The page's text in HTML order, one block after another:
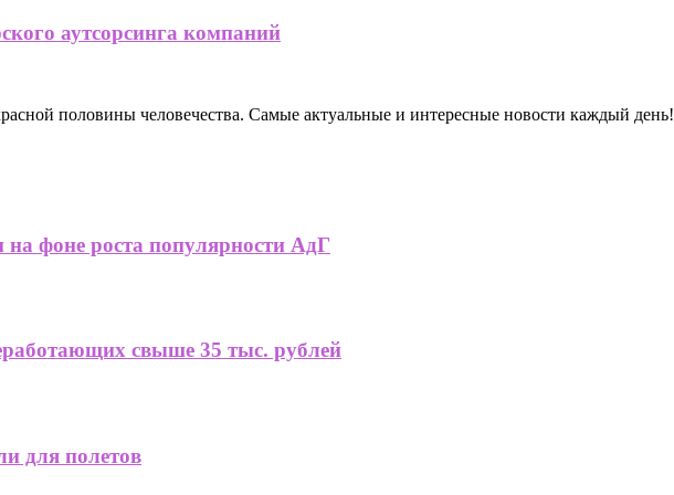
аутсорсинга компаний
половины человечества. Самые актуальные и интересные новости каждый день!
фоне роста популярности АдГ
свыше 35 тыс. рублей
для полетов